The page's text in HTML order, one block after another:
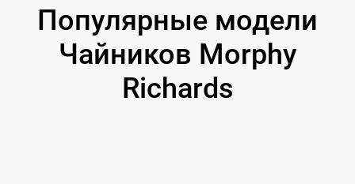
Популярные модели
Чайников Morphy
Richards